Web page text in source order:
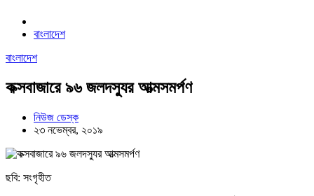
বাংলাদেশ
বাংলাদেশ
কক্সবাজারে ৯৬ জলদস্যুর আত্মসমর্পণ
নিউজ ডেস্ক
২৩ নভেম্বর, ২০১৯
ছবি: সংগৃহীত